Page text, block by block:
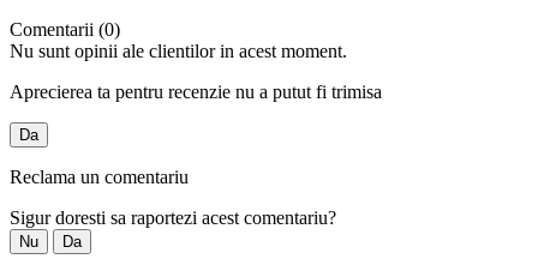
Comentarii (0)
Nu sunt opinii ale clientilor in acest moment.
Aprecierea ta pentru recenzie nu a putut fi trimisa
Da
Reclama un comentariu
Sigur doresti sa raportezi acest comentariu?
Nu Da